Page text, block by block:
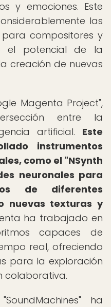
y emociones. Este
las
compositores y
el potencial de la
creación de nuevas
Magenta Project",
entre la
artificial. Este
instrumentos
como el "NSynth
neuronales para
de diferentes
nuevas texturas y
ha trabajado en
capaces de
real, ofreciendo
para la exploración
colaborativa.
ha